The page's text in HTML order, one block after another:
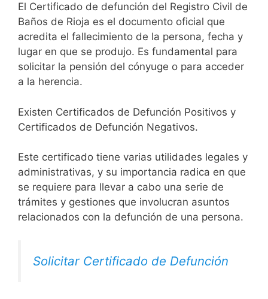
El Certificado de defunción del Registro Civil de
Baños de Rioja es el documento oficial que
acredita el fallecimiento de la persona, fecha y
lugar en que se produjo. Es fundamental para
solicitar la pensión del cónyuge o para acceder
a la herencia.
Existen Certificados de Defunción Positivos y
Certificados de Defunción Negativos.
Este certificado tiene varias utilidades legales y
administrativas, y su importancia radica en que
se requiere para llevar a cabo una serie de
trámites y gestiones que involucran asuntos
relacionados con la defunción de una persona.
Solicitar Certificado de Defunción